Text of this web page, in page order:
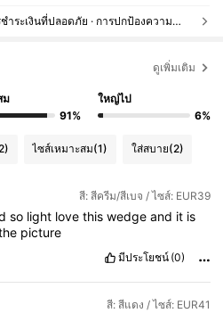
มีบริการเก็บเงินปลายทาง · การชำระเงินที่ปลอดภัย · การปกป้องความเป็นส่วนตัว
ดูเพิ่มเติม
ม
91%
ใหญ่ไป
6%
ไซส์เหมาะสม(1) ใส่สบาย(2)
สี: สีครีม/สีเบจ / ไซส์: EUR39
so light love this wedge and it is
picture
มีประโยชน์ (0)
สี: สีแดง / ไซส์: EUR41